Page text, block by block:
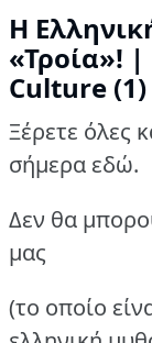
Η
«Τροία»!
Culture (1)
Ξέρετε όλες
σήμερα εδώ.
Δεν θα
μας
(το οποίο